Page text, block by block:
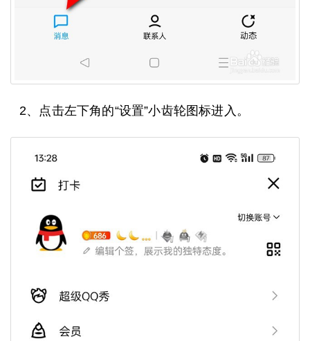
2、点击左下角的“设置”小齿轮图标进入。